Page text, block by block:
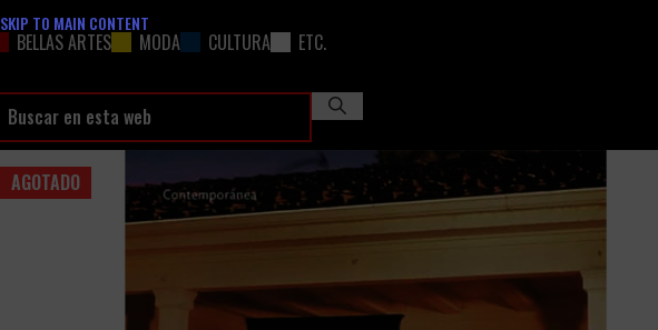
SKIP TO MAIN CONTENT
BELLAS ARTES MODA CULTURA ETC.
AGOTADO